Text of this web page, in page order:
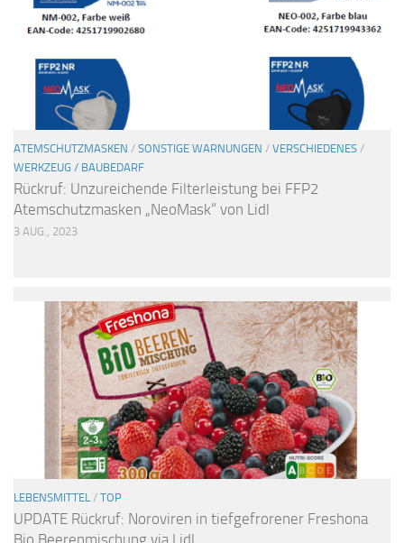
ATEMSCHUTZMASKEN / SONSTIGE WARNUNGEN / VERSCHIEDENES /
WERKZEUG / BAUBEDARF
Rückruf: Unzureichende Filterleistung bei FFP2
Atemschutzmasken „NeoMask“ von Lidl
3 AUG., 2023
LEBENSMITTEL / TOP
UPDATE Rückruf: Noroviren in tiefgefrorener Freshona
Bio Beerenmischung via Lidl